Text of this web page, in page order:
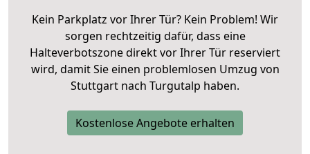
Kein Parkplatz vor Ihrer Tür? Kein Problem! Wir
sorgen rechtzeitig dafür, dass eine
Halteverbotszone direkt vor Ihrer Tür reserviert
wird, damit Sie einen problemlosen Umzug von
Stuttgart nach Turgutalp haben.
Kostenlose Angebote erhalten